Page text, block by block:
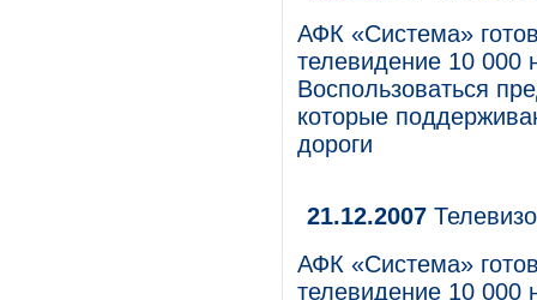
АФК «Система»
телевидение 10 000
Воспользоваться
которые
дороги
21.12.2007
АФК «Система»
телевидение 10 000